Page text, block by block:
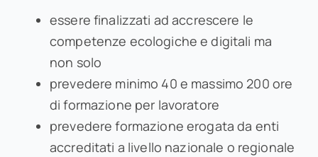
essere finalizzati ad accrescere le
competenze ecologiche e digitali ma
non solo
prevedere minimo 40 e massimo 200 ore
di formazione per lavoratore
prevedere formazione erogata da enti
accreditati a livello nazionale o regionale